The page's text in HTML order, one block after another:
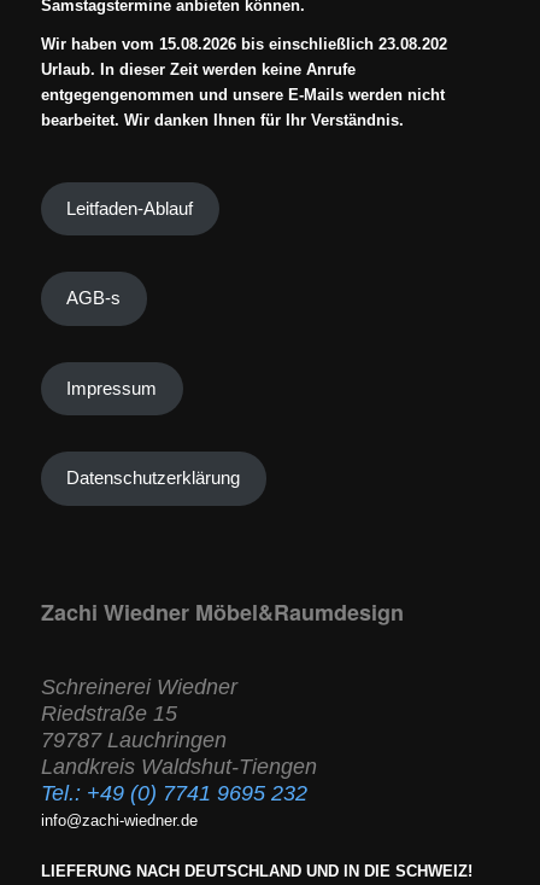
Samstagstermine anbieten können.
Wir haben vom 15.08.2026 bis einschließlich 23.08.202
Urlaub. In dieser Zeit werden keine Anrufe
entgegengenommen und unsere E-Mails werden nicht
bearbeitet. Wir danken Ihnen für Ihr Verständnis.
Leitfaden-Ablauf
AGB-s
Impressum
Datenschutzerklärung
Zachi Wiedner Möbel&Raumdesign
Schreinerei Wiedner
Riedstraße 15
79787 Lauchringen
Landkreis Waldshut-Tiengen
Tel.: +49 (0) 7741 9695 232
info@zachi-wiedner.de
LIEFERUNG NACH DEUTSCHLAND UND IN DIE SCHWEIZ!